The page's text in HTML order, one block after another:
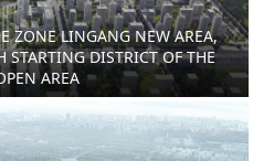
ZONE LINGANG NEW AREA,
STARTING DISTRICT OF THE
AREA